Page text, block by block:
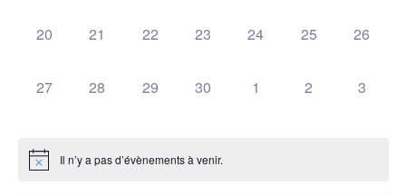
0 évènement,
20 0 évènement,
21 0 évènement,
22 0 évènement,
23 0 évènement,
24 0 évènement,
25 0
26
0 évènement,
27 0 évènement,
28 0 évènement,
29 0 évènement,
30 0 évènement,
1 0 évènement,
2 0
3
Il n’y a pas d’évènements à venir.